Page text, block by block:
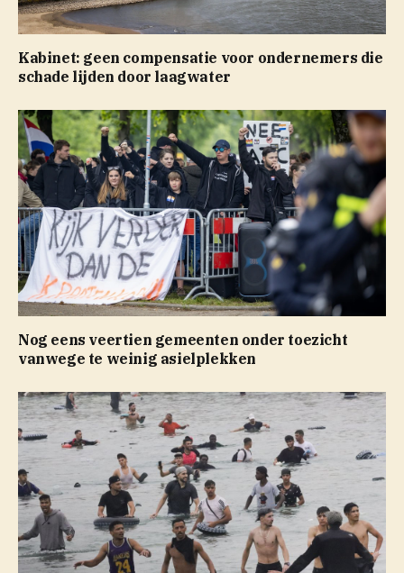
Kabinet: geen compensatie voor ondernemers die
schade lijden door laagwater
Nog eens veertien gemeenten onder toezicht
vanwege te weinig asielplekken